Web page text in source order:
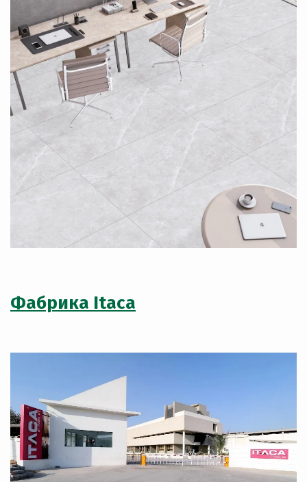
Фабрика Itaca